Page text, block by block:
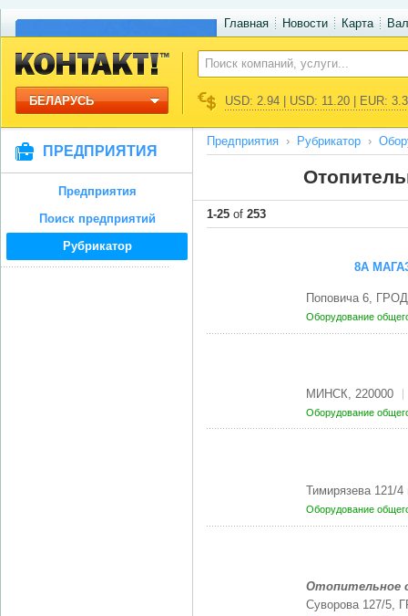
Главная Новости Карта
БЕЛАРУСЬ USD: 2.94 | USD: 11.20 | EUR:
ПРЕДПРИЯТИЯ
Предприятия
Поиск предприятий
Рубрикатор
Предприятия Рубрикатор
1-25 of 253
8А
Поповича 6,
Оборудование
МИНСК, 220000
Оборудование
Тимирязева 121/
Оборудование
Отопительное
Суворова 127/5,